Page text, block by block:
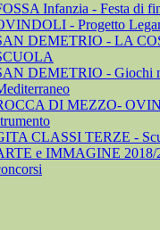
Infanzia - Festa di
- Progetto
DEMETRIO - LA
DEMETRIO - Giochi
DI MEZZO-
CLASSI TERZE -
e IMMAGINE 2018/